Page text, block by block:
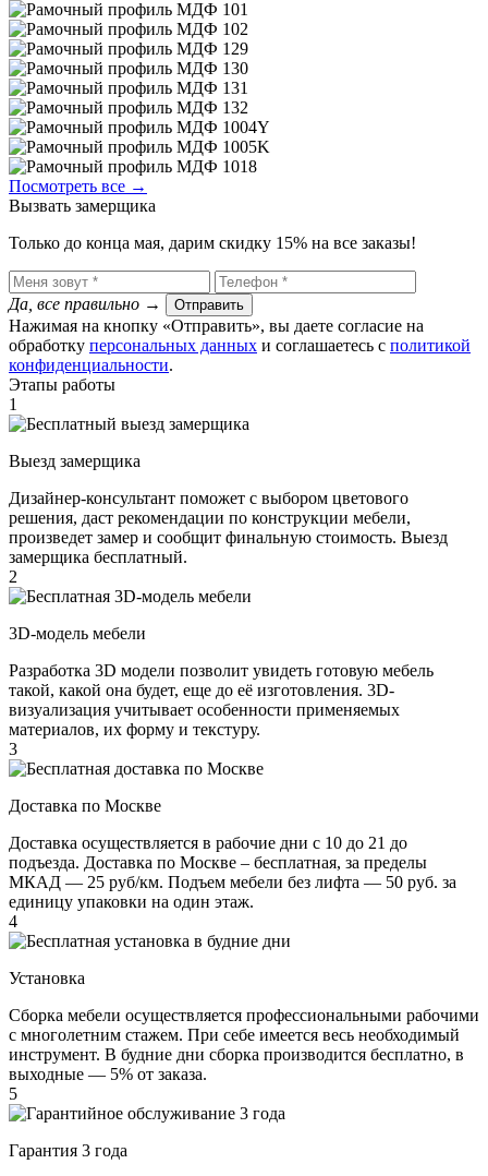
Посмотреть все →
Вызвать замерщика
Только до конца мая, дарим скидку 15% на все заказы!
Да, все правильно → Отправить
Нажимая на кнопку «Отправить», вы даете согласие на
обработку персональных данных ​ и соглашаетесь c политикой
конфиденциальности.
Этапы работы
1
Выезд замерщика
Дизайнер-консультант поможет с выбором цветового
решения, даст рекомендации по конструкции мебели,
произведет замер и сообщит финальную стоимость. Выезд
замерщика бесплатный.
2
3D-модель мебели
Разработка 3D модели позволит увидеть готовую мебель
такой, какой она будет, еще до её изготовления. 3D-
визуализация учитывает особенности применяемых
материалов, их форму и текстуру.
3
Доставка по Москве
Доставка осуществляется в рабочие дни с 10 до 21 до
подъезда. Доставка по Москве – бесплатная, за пределы
МКАД — 25 руб/км. Подъем мебели без лифта — 50 руб. за
единицу упаковки на один этаж.
4
Установка
Сборка мебели осуществляется профессиональными рабочими
с многолетним стажем. При себе имеется весь необходимый
инструмент. В будние дни сборка производится бесплатно, в
выходные — 5% от заказа.
5
Гарантия 3 года